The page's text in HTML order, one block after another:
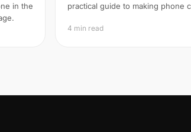
in the
practical guide to making phone
4 min read